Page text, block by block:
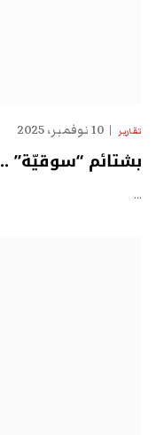
تقارير 10 نوفمبر، 2025
بشتائم “سوقيّة”
…